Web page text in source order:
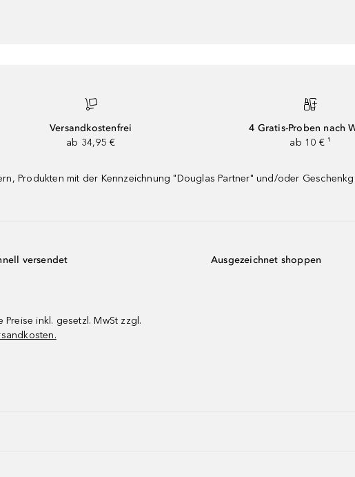
Versandkostenfrei
ab 34,95 €
4 Gratis-Proben nach
ab 10 € ¹
Produkten mit der Kennzeichnung "Douglas Partner" und/oder
versendet
Preise inkl. gesetzl. MwSt zzgl.
Ausgezeichnet shoppen